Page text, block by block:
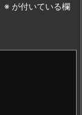
※ が付いている欄